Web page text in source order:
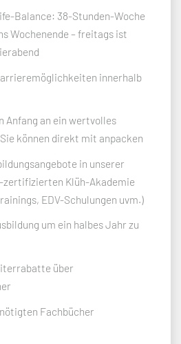
Balance: 38-Stunden-Woche
Wochenende – freitags ist
innerhalb
Anfang an ein wertvolles
können direkt mit anpacken
in unserer
zertifizierten Klüh-Akademie
EDV-Schulungen uvm.)
um ein halbes Jahr zu
über
Fachbücher